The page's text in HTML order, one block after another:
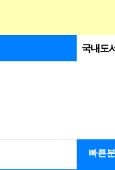
국내도
빠른